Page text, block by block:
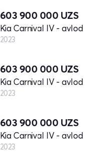
603 900 000 UZS
Kia Carnival IV - avlod
2023
603 900 000 UZS
Kia Carnival IV - avlod
2023
603 900 000 UZS
Kia Carnival IV - avlod
2023